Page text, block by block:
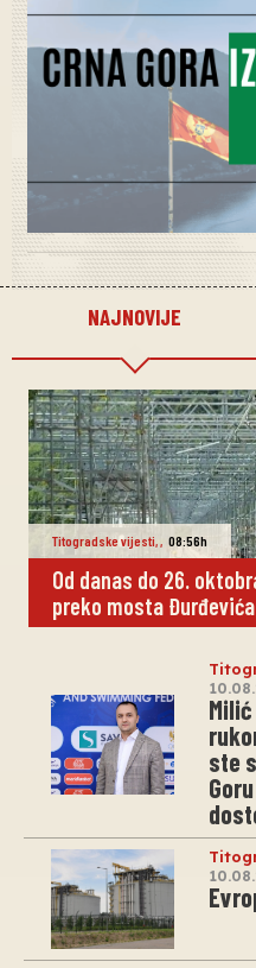
NAJNOVIJE
Titogradske vijesti,, 08:56h
Od danas do 26.
preko mosta
ste